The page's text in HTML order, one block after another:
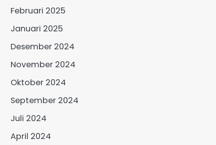
Februari 2025
Januari 2025
Desember 2024
November 2024
Oktober 2024
September 2024
Juli 2024
April 2024